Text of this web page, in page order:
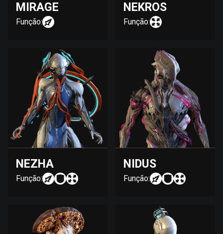
MIRAGE
Função:
NEKROS
Função:
NEZHA
Função:
NIDUS
Função: